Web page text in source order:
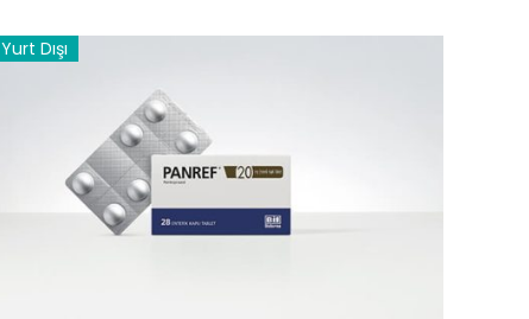
Yurt Dışı
DEVAMINI OKU